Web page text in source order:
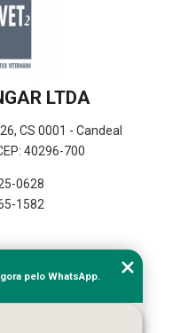
LTDA
CS 0001 - Candeal
40296-700
0628
1582
pelo WhatsApp.